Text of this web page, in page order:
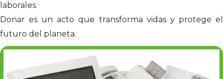
laborales.
Donar es un acto que transforma vidas y protege el
futuro del planeta.